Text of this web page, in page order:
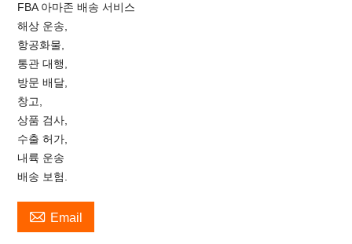
FBA 아마존 배송 서비스
해상 운송,
항공화물,
통관 대행,
방문 배달,
창고,
상품 검사,
수출 허가,
내륙 운송
배송 보험.
 Email